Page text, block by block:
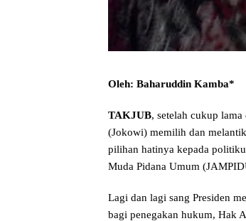
Oleh: Baharuddin Kamba*
TAKJUB, setelah cukup
(Jokowi) memilih dan
pilihan hatinya kepada
Muda Pidana Umum
Lagi dan lagi sang Presiden
bagi penegakan hukum, Hak